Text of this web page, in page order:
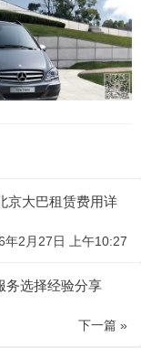
京大巴租赁费用详
年2月27日 上午10:27
务选择经验分享
下一篇 »